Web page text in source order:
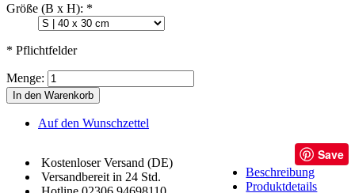
Größe (B x H): *
* Pflichtfelder
Menge:
In den Warenkorb
Auf den Wunschzettel
Kostenloser Versand (DE)
Versandbereit in 24 Std.
Save
Beschreibung
Produktdetails